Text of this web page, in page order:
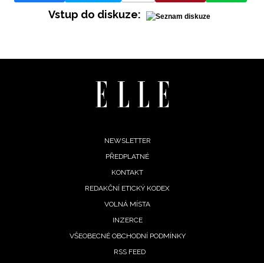
Vstup do diskuze:
NEWSLETTER
PŘEDPLATNÉ
KONTAKT
REDAKČNÍ ETICKÝ KODEX
VOLNÁ MÍSTA
INZERCE
VŠEOBECNÉ OBCHODNÍ PODMÍNKY
RSS FEED